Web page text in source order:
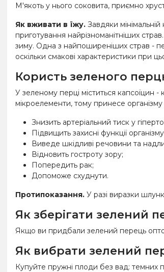
М'якоть у нього соковита, приємно
Як вживати в їжу. Завдяки
приготування найрізноманітніших
зиму. Одна з найпоширеніших страв -
оскільки смакові характеристики при
Користь зеленого
У зеленому перці міститься
мікроелементи, тому принесе організму
Знизить артеріальний тиск у
Підвищить захисні функції
Виведе шкідливі речовини та
Відновить гостроту зору;
Попередить рак;
Допоможе схуднути.
Протипоказання. У разі виразки
Як зберігати зелений
Якщо ви придбали зелений перець
Як вибрати зелений
Купуйте пружні плоди без вад: темних